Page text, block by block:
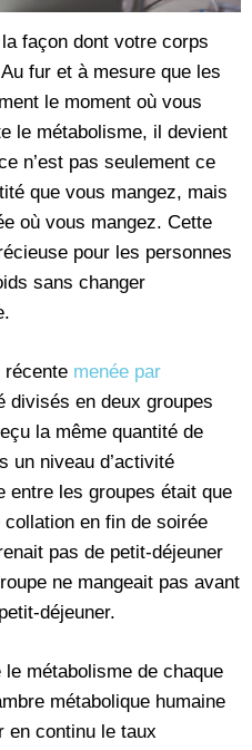
façon dont votre corps
fur et à mesure que les
le moment où vous
le métabolisme, il devient
n’est pas seulement ce
que vous mangez, mais
où vous mangez. Cette
pour les personnes
sans changer
récente menée par
divisés en deux groupes
la même quantité de
un niveau d’activité
entre les groupes était que
collation en fin de soirée
pas de petit-déjeuner
ne mangeait pas avant
déjeuner.
métabolisme de chaque
métabolique humaine
en continu le taux